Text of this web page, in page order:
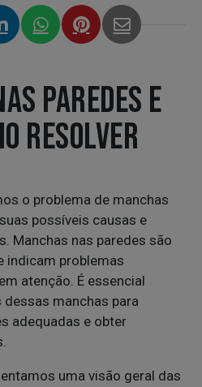
PAREDES E
RESOLVER
o problema de manchas
possíveis causas e
Manchas nas paredes são
indicam problemas
atenção. É essencial
manchas para
adequadas e obter
uma visão geral das